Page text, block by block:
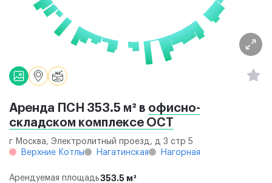
Аренда ПСН 353.5 м² в офисно-
складском комплексе ОСТ
г Москва, Электролитный проезд, д 3 стр 5
Верхние Котлы
Нагатинская Нагорная
Арендуемая площадь353.5 м²